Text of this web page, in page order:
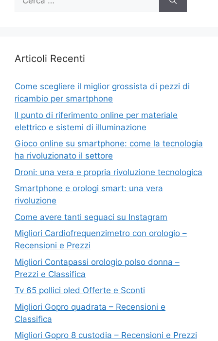
Articoli Recenti
Come scegliere il miglior grossista di pezzi di
ricambio per smartphone
Il punto di riferimento online per materiale
elettrico e sistemi di illuminazione
Gioco online su smartphone: come la tecnologia
ha rivoluzionato il settore
Droni: una vera e propria rivoluzione tecnologica
Smartphone e orologi smart: una vera
rivoluzione
Come avere tanti seguaci su Instagram
Migliori Cardiofrequenzimetro con orologio –
Recensioni e Prezzi
Migliori Contapassi orologio polso donna –
Prezzi e Classifica
Tv 65 pollici oled Offerte e Sconti
Migliori Gopro quadrata – Recensioni e
Classifica
Migliori Gopro 8 custodia – Recensioni e Prezzi